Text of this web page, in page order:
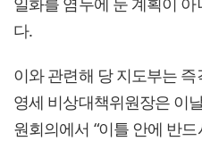
다.
이와 관련해 당 지도부는
영세 비상대책위원장은 이
원회의에서 “이틀 안에 반